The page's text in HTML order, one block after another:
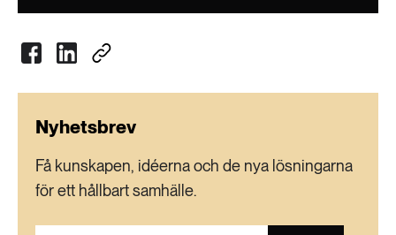
Nyhetsbrev
Få kunskapen, idéerna och de nya lösningarna
för ett hållbart samhälle.